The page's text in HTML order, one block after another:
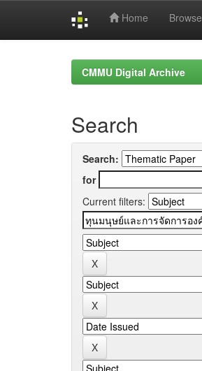
Home Browse
CMMU Digital Archive
Search
Search:
for
Current filters: